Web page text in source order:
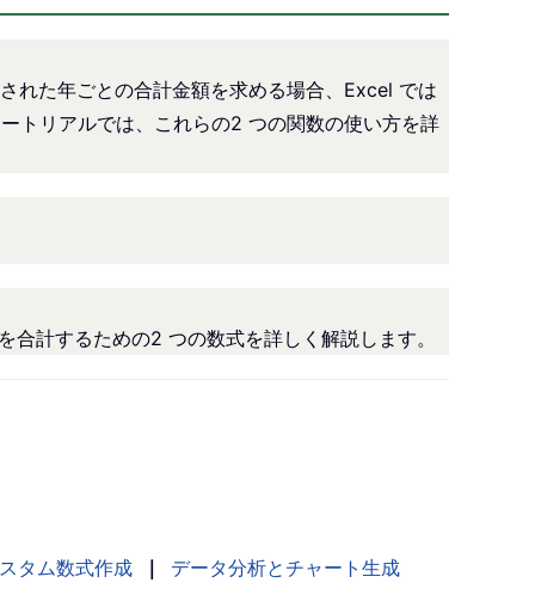
れた年ごとの合計金額を求める場合、Excel では
トリアルでは、これらの2 つの関数の使い方を詳
計するための2 つの数式を詳しく解説します。
タム数式作成 データ分析とチャート生成